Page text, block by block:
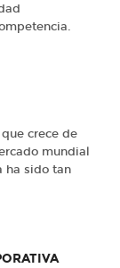
crece de
mundial
ha sido tan